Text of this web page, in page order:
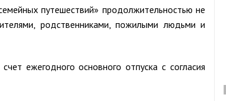
путешествий» продолжительностью не
родственниками, пожилыми людьми и
ежегодного основного отпуска с согласия